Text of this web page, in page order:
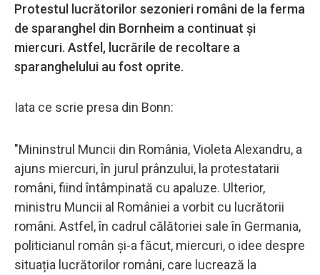
Protestul lucrătorilor sezonieri români de la ferma
de sparanghel din Bornheim a continuat şi
miercuri. Astfel, lucrările de recoltare a
sparanghelului au fost oprite.
Iata ce scrie presa din Bonn:
"Mininstrul Muncii din România, Violeta Alexandru, a
ajuns miercuri, în jurul prânzului, la protestatarii
români, fiind întâmpinată cu apaluze. Ulterior,
ministru Muncii al României a vorbit cu lucrătorii
români. Astfel, în cadrul călătoriei sale în Germania,
politicianul român şi-a făcut, miercuri, o idee despre
situația lucrătorilor români, care lucrează la